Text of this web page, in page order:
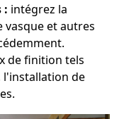
: intégrez la
vasque et autres
de finition tels
l'installation de